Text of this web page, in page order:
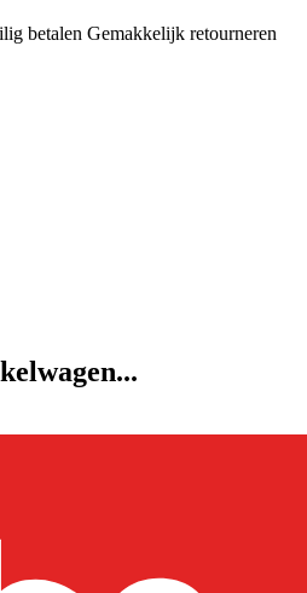
betalen Gemakkelijk retourneren